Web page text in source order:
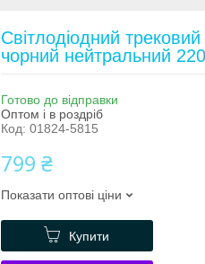
Світлодіодний
чорний нейтральний
Готово до відправки
Оптом і в роздріб
Код: 01824-5815
799 ₴
Показати оптові ціни
Купити